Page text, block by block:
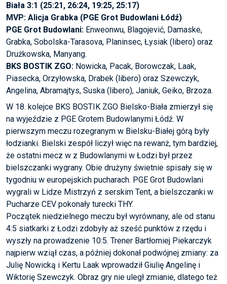
Biała 3:1 (25:21, 26:24, 19:25, 25:17)
MVP: Alicja Grabka (PGE Grot Budowlani Łódź)
PGE Grot Budowlani: Enweonwu, Blagojević, Damaske,
Grabka, Sobolska-Tarasova, Planinsec, Łysiak (libero) oraz
Drużkowska, Manyang.
BKS BOSTIK ZGO: Nowicka, Pacak, Borowczak, Laak,
Piasecka, Orzyłowska, Drabek (libero) oraz Szewczyk,
Angelina, Abramajtys, Suska (libero), Janiuk, Geiko, Brzoza.
W 18. kolejce BKS BOSTIK ZGO Bielsko-Biała zmierzył się
na wyjeździe z PGE Grotem Budowlanymi Łódź. W
pierwszym meczu rozegranym w Bielsku-Białej górą były
łodzianki. Bielski zespół liczył więc na rewanż, tym bardziej,
że ostatni mecz w z Budowlanymi w Łodzi był przez
bielszczanki wygrany. Obie drużyny świetnie spisały się w
tygodniu w europejskich pucharach. PGE Grot Budowlani
wygrali w Lidze Mistrzyń z serskim Tent, a bielszczanki w
Pucharze CEV pokonały turecki THY.
Początek niedzielnego meczu był wyrównany, ale od stanu
4:5 siatkarki z Łodzi zdobyły aż sześć punktów z rzędu i
wyszły na prowadzenie 10:5. Trener Bartłomiej Piekarczyk
najpierw wziął czas, a później dokonał podwójnej zmiany: za
Julię Nowicką i Kertu Laak wprowadził Giulię Angelinę i
Wiktorię Szewczyk. Obraz gry nie uległ zmianie, dlatego też